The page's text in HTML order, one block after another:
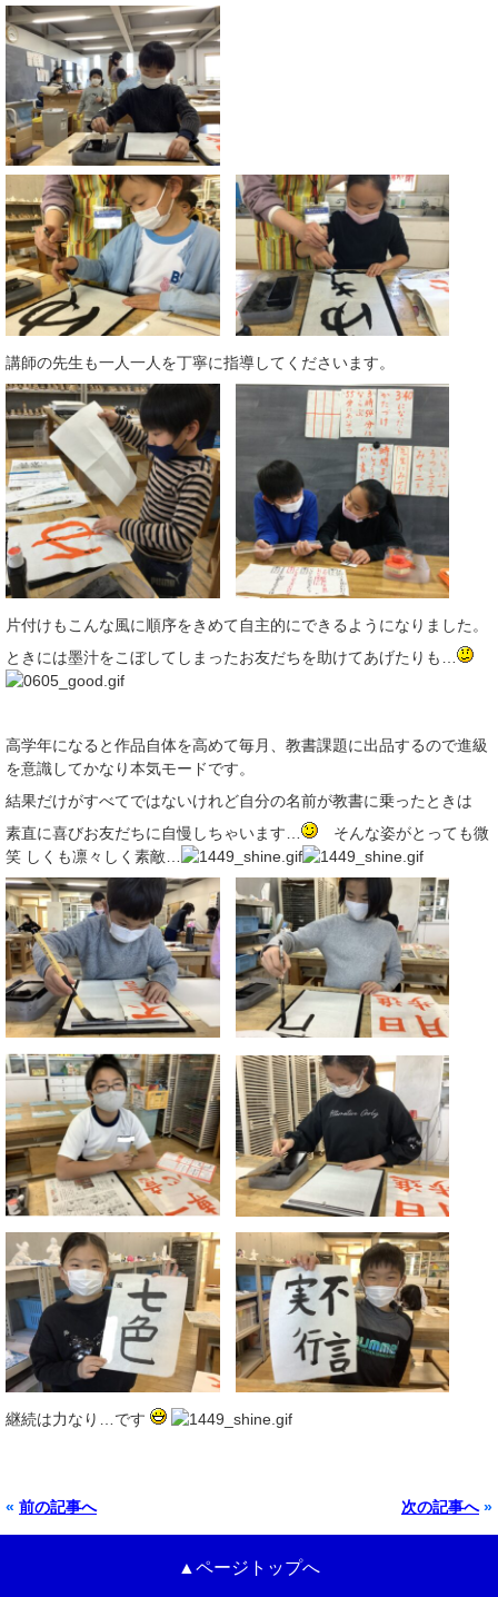
講師の先生も一人一人を丁寧に指導してくださいます。
片付けもこんな風に順序をきめて自主的にできるようになりました。
ときには墨汁をこぼしてしまったお友だちを助けてあげたりも…
高学年になると作品自体を高めて毎月、教書課題に出品するので進級
を意識してかなり本気モードです。
結果だけがすべてではないけれど自分の名前が教書に乗ったときは
素直に喜びお友だちに自慢しちゃいます…
そんな姿がとっても微
笑 しくも凛々しく素敵…
継続は力なり…です
« 前の記事へ 次の記事へ»
▲ページトップへ